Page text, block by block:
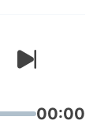
00:00